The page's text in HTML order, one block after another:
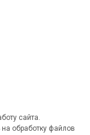
сайта.
обработку файлов